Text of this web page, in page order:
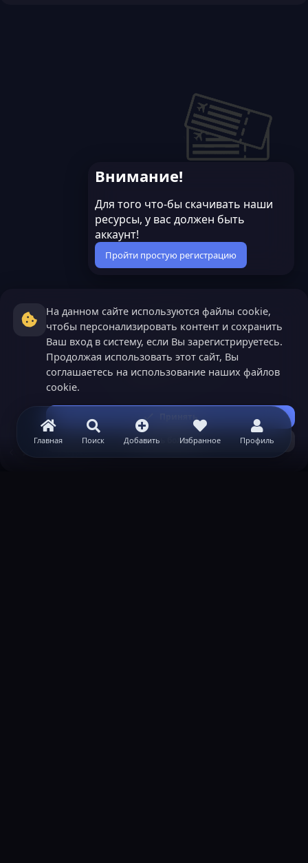
Главная Поиск Добавить Избранное Профиль
Внимание!
Для того что-бы скачивать наши
ресурсы, у вас должен быть
аккаунт!
Пройти простую регистрацию
На данном сайте используются файлы cookie,
чтобы персонализировать контент и сохранить
Ваш вход в систему, если Вы зарегистрируетесь.
Продолжая использовать этот сайт, Вы
соглашаетесь на использование наших файлов
cookie.
Принять
Узнать больше...